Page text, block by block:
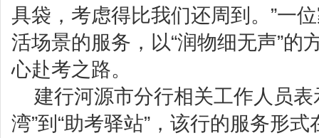
具袋，考虑得比我们还周到。”一
活场景的服务，以“润物细无声”的
心赴考之路。
建行河源市分行相关工作人员表
湾”到“助考驿站”，该行的服务形